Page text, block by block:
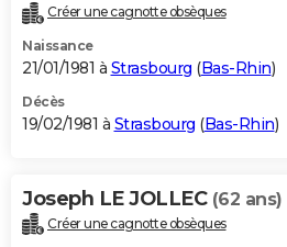
Créer une cagnotte obsèques
Naissance
21/01/1981 à Strasbourg (Bas-Rhin)
Décès
19/02/1981 à Strasbourg (Bas-Rhin)
Joseph LE JOLLEC (62 ans)
Créer une cagnotte obsèques